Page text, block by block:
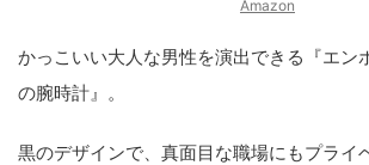
Amazon
かっこいい大人な男性を演出できる『エン
の腕時計』。
黒のデザインで、真面目な職場にもプライ